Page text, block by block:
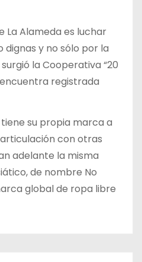
La Alameda es luchar
y no sólo por la
la Cooperativa “20
registrada
su propia marca a
con otras
adelante la misma
de nombre No
global de ropa libre